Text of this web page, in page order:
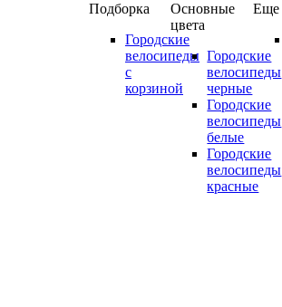
Подборка
Городские
велосипеды
с
корзиной
Основные
цвета
Городские
велосипеды
черные
Городские
велосипеды
белые
Городские
велосипеды
красные
Еще